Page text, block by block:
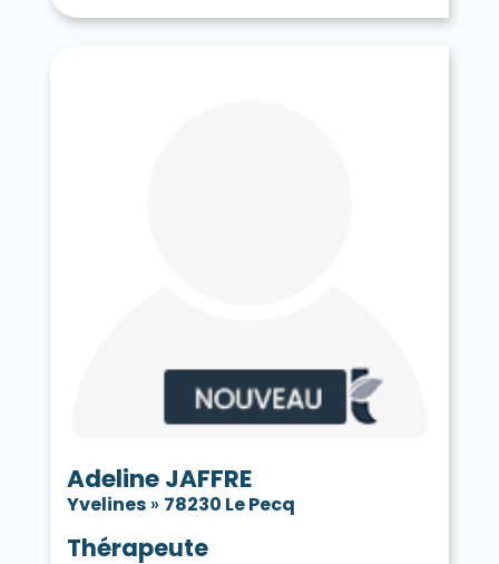
Tessancourt-sur-Aubette 78250
Villepreux 78450
Villette 78930
Villiers-le-Mahieu 78770
Villiers-Saint-Frédéric 78640
Voisins-le-Bretonneux 78960
Adeline JAFFRE
Yvelines» 78230 Le Pecq
Thérapeute